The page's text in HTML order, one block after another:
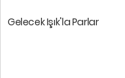
Gelecek Işık'la Parlar